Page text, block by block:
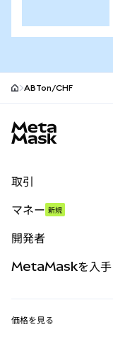
ABTon/CHF
取引
パーペチュアル
RWA
マネー 新規
開発者
MetaMaskを入手
価格を見る